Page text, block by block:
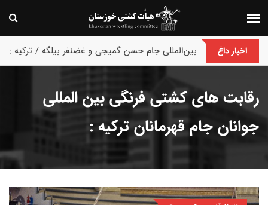
اخبار داغ
پایان رقابت های بین‌المللی جام حسن گمیجی و غضنفر بیلگه / ترکیه :
رقابت های کشتی فرنگی بین المللی
جوانان جام قهرمانان ترکیه :